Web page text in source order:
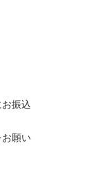
振込
お願い